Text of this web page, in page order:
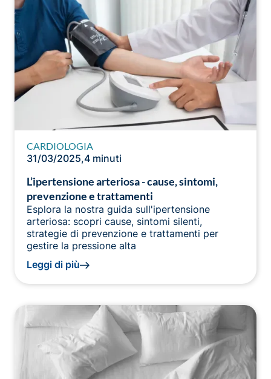
CARDIOLOGIA
31/03/2025,4 minuti
L’ipertensione arteriosa - cause, sintomi,
prevenzione e trattamenti
Esplora la nostra guida sull'ipertensione
arteriosa: scopri cause, sintomi silenti,
strategie di prevenzione e trattamenti per
gestire la pressione alta
Leggi di più